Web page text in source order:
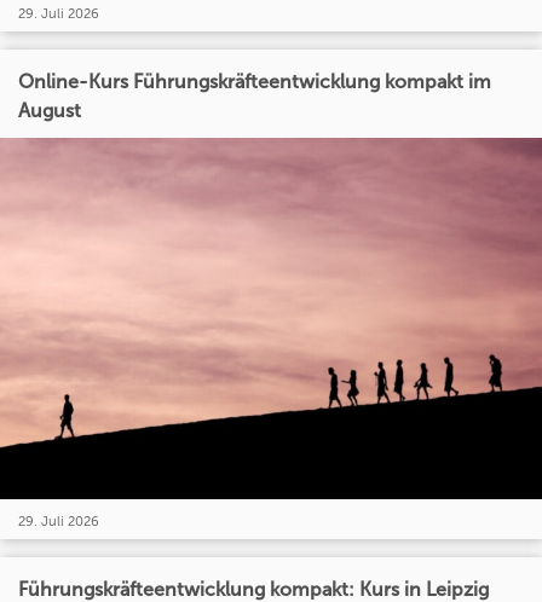
29. Juli 2026
Online-Kurs Führungskräfteentwicklung kompakt im
August
29. Juli 2026
Führungskräfteentwicklung kompakt: Kurs in Leipzig